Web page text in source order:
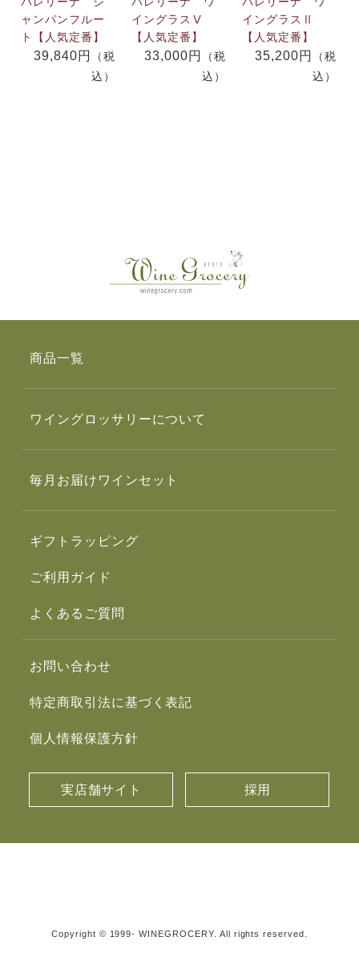
ャンパンフルー
ト【人気定番】
39,840円
（税
込）
イングラスⅤ
【人気定番】
33,000円
（税
込）
イングラスⅡ
【人気定番】
35,200円
（税
込）
商品一覧
ワイングロッサリーについて
毎月お届けワインセット
ギフトラッピング
ご利用ガイド
よくあるご質問
お問い合わせ
特定商取引法に基づく表記
個人情報保護方針
実店舗サイト 採用
Copyright © 1999- WINEGROCERY. All rights reserved.